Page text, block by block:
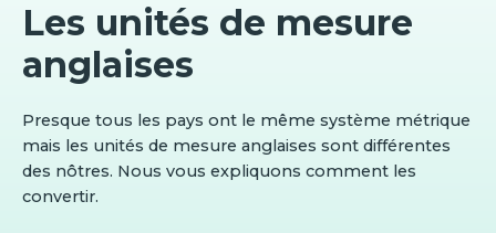
Les unités de mesure
anglaises
Presque tous les pays ont le même système métrique
mais les unités de mesure anglaises sont différentes
des nôtres. Nous vous expliquons comment les
convertir.